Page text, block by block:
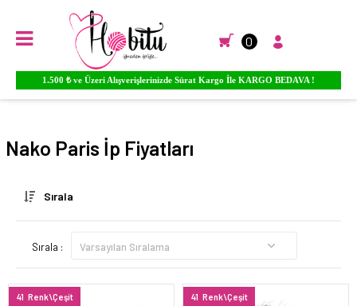
0
Ürünlere YORUM Yapın Para PUAN Kazanmaya Başlayın...
Anasayfa EL ÖRGÜ İPLİKLERİ Nako Paris
Nako Paris İp Fiyatları
Sırala
Sırala :
41 Renk\Çeşit 41 Renk\Çeşit